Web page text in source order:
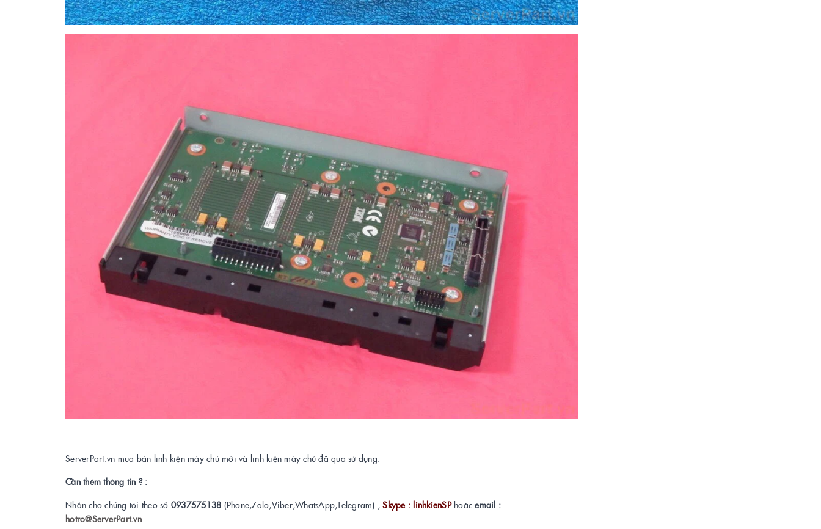
ServerPart.vn mua bán linh kiện máy chủ mới và linh kiện máy chủ đã qua sử dụng.
Cần thêm thông tin ? :
Nhắn cho chúng tôi theo số 0937575138 (Phone,Zalo,Viber,WhatsApp,Telegram) ,Skype : linhkienSPhoặcemail :
hotro@ServerPart.vn